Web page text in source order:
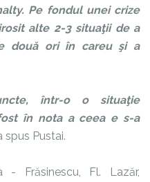
Pe fondul unei crize
alte 2-3 situaţii de a
două ori în careu şi a
într-o o situaţie
în nota a ceea e s-a
spus Pustai.
- Frăsinescu, Fl. Lazăr,